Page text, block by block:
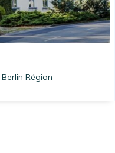
Berlin Région